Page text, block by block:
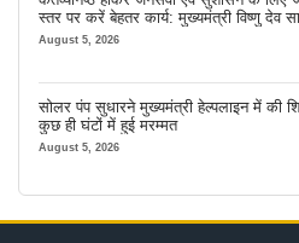
स्तर पर करें बेहतर कार्य: मुख्यमंत्री विष्णु देव
August 5, 2026
सोलर पंप सुधारने मुख्यमंत्री हेल्पलाइन में की
कुछ ही घंटों में हुई मरम्मत
August 5, 2026